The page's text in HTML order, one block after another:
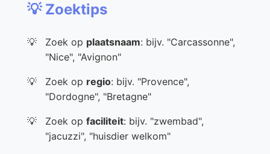
💡 Zoektips
Zoek op plaatsnaam: bijv. "Carcassonne",
"Nice", "Avignon"
Zoek op regio: bijv. "Provence",
"Dordogne", "Bretagne"
Zoek op faciliteit: bijv. "zwembad",
"jacuzzi", "huisdier welkom"